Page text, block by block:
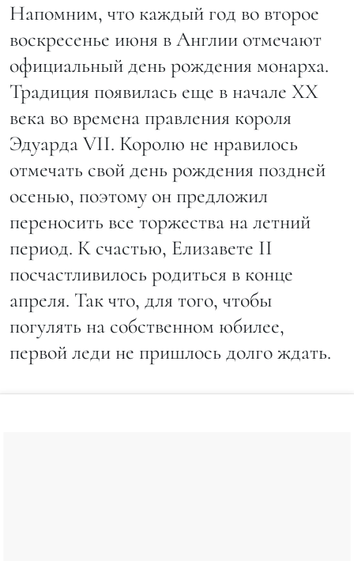
Напомним, что каждый год во второе
воскресенье июня в Англии отмечают
официальный день рождения монарха.
Традиция появилась еще в начале ХХ
века во времена правления короля
Эдуарда VII. Королю не нравилось
отмечать свой день рождения поздней
осенью, поэтому он предложил
переносить все торжества на летний
период. К счастью, Елизавете II
посчастливилось родиться в конце
апреля. Так что, для того, чтобы
погулять на собственном юбилее,
первой леди не пришлось долго ждать.